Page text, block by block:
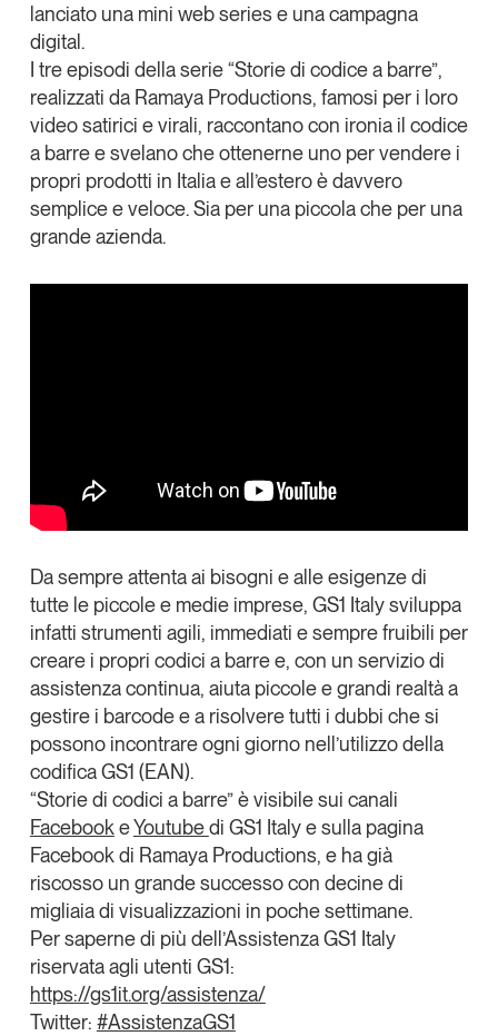
Eventi e formazione
Tutti gli appuntamenti
Chi siamo
Newsletter
Contatti
Tendenze Journal
La nostra newsletter nella tua email
Iscriviti
Un anno di
Tendenze2026
Leggi il magazine
Tendenze è il magazine di GS1 Italy che racconta in
modo indipendente il cambiamento e le sfide del largo
consumo e dell’economia a professionisti e
consumatori
GS1 Italy GS1 Italy
GS1 Italy
lanciato una mini web series e una campagna
digital.
I tre episodi della serie“Storie di codice a barre”,
realizzati da Ramaya Productions, famosi per i loro
video satirici e virali, raccontanocon ironia il codice
a barree svelano che ottenerne uno per vendere i
propri prodotti in Italia e all’estero è davvero
semplice e veloce. Sia per una piccola che per una
grande azienda.
Da sempre attenta ai bisogni e alle esigenze di
tutte le piccole e medie imprese, GS1 Italy sviluppa
infatti strumenti agili, immediati e sempre fruibili per
creare i propri codici a barre e, con un servizio di
assistenza continua, aiuta piccole e grandi realtà a
gestire i barcode e a risolvere tutti i dubbi che si
possono incontrare ogni giorno nell’utilizzo della
codifica GS1 (EAN).
“Storie di codici a barre” è visibile sui canali
FacebookeYoutubedi GS1 Italy e sulla pagina
Facebook di Ramaya Productions, e ha già
riscosso un grande successo con decine di
migliaia di visualizzazioni in poche settimane.
Per saperne di più dell’Assistenza GS1 Italy
riservata agli utenti GS1:
https://gs1it.org/assistenza/
Twitter: #AssistenzaGS1